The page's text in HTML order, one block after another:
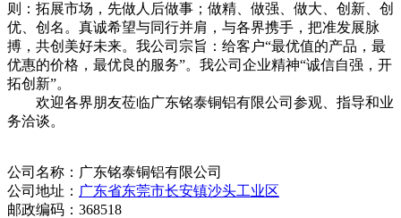
则：拓展市场，先做人后做事；做精、做强、做大、创新、创
优、创名。真诚希望与同行并肩，与各界携手，把准发展脉
搏，共创美好未来。我公司宗旨：给客户“最优值的产品，最
优惠的价格，最优良的服务”。我公司企业精神“诚信自强，开
拓创新”。
欢迎各界朋友莅临广东铭泰铜铝有限公司参观、指导和业
务洽谈。
公司名称：广东铭泰铜铝有限公司
公司地址： 广东省东莞市长安镇沙头工业区
邮政编码：368518